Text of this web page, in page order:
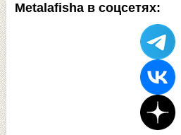
Metalafisha в соцсетях: